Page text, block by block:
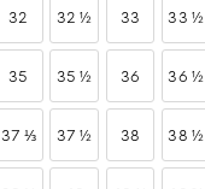
32 32 ½ 33 33 ½
35 35 ½ 36 36 ½
37 ⅓ 37 ½ 38 38 ½